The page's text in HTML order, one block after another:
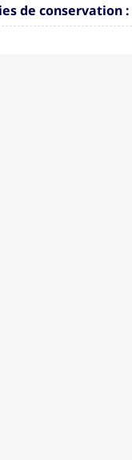
de conservation :